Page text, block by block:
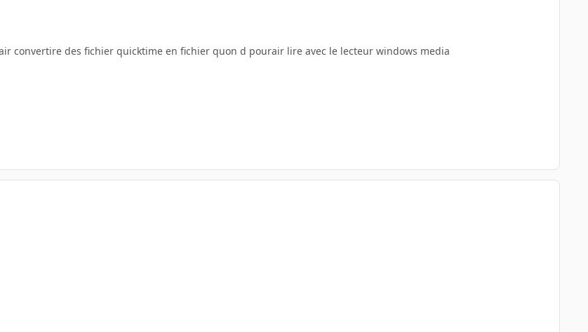
convertire des fichier quicktime en fichier quon d pourair lire avec le lecteur windows media